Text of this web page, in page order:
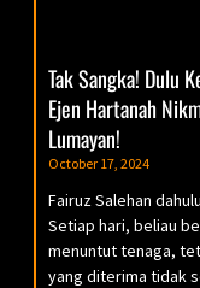
Tak Sangka! Dulu
Ejen Hartanah
Lumayan!
October 17, 2024
Fairuz Salehan
Setiap hari, beliau
menuntut tenaga,
yang diterima tidak